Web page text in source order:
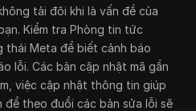
tải đôi khi là vấn đề của
Kiểm tra Phòng tin tức
thái Meta để biết cảnh báo
lỗi. Các bản cập nhật mã gần
việc cập nhật thông tin giúp
theo đuổi các bản sửa lỗi sẽ